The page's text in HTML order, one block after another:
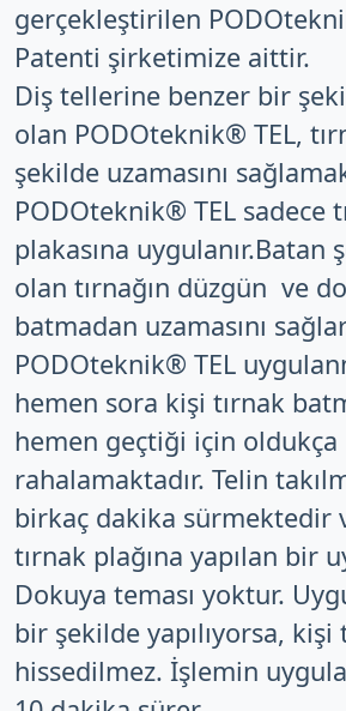
gerçekleştirilen
Patenti şirketimize aittir.
Diş tellerine benzer bir
olan PODOteknik®️ TEL,
şekilde uzamasını
PODOteknik®️ TEL sadece
plakasına uygulanır.Batan
olan tırnağın düzgün ve
batmadan uzamasını
PODOteknik®️ TEL
hemen sora kişi tırnak
hemen geçtiği için oldukça
rahalamaktadır. Telin
birkaç dakika sürmektedir
tırnak plağına yapılan bir
Dokuya teması yoktur.
bir şekilde yapılıyorsa, kişi
hissedilmez. İşlemin